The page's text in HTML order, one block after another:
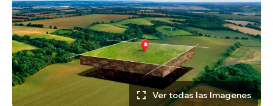
Ver todas las Imagenes